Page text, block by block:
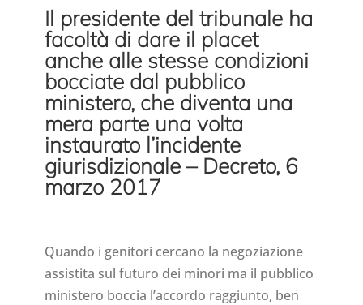
Il presidente del tribunale ha
facoltà di dare il placet
anche alle stesse condizioni
bocciate dal pubblico
ministero, che diventa una
mera parte una volta
instaurato l’incidente
giurisdizionale – Decreto, 6
marzo 2017
Quando i genitori cercano la negoziazione
assistita sul futuro dei minori ma il pubblico
ministero boccia l’accordo raggiunto, ben